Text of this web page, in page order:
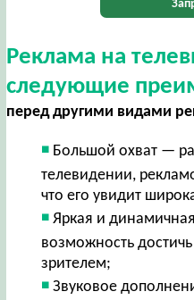
Реклама на
следующие
перед другими видами
Большой охват —
телевидении,
что его увидит
Яркая и
возможность
зрителем;
Звуковое